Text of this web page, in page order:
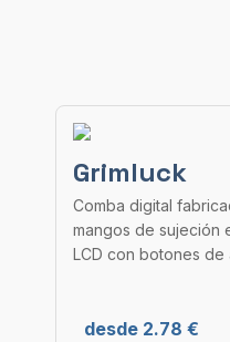
Grimluck
Comba digital
mangos de sujeción
LCD con botones de
desde 2.78 €